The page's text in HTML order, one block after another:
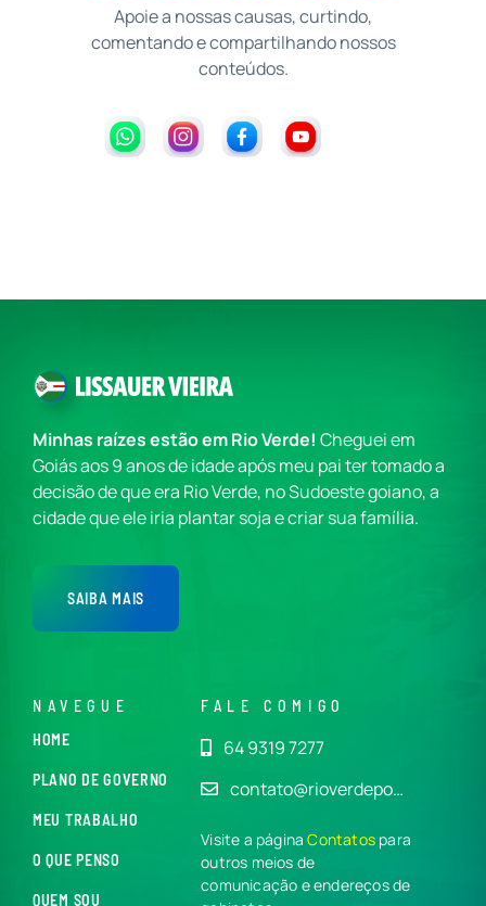
Apoie a nossas causas, curtindo,
comentando e compartilhando nossos
conteúdos.
Minhas raízes estão em Rio Verde! Cheguei em
Goiás aos 9 anos de idade após meu pai ter tomado a
decisão de que era Rio Verde, no Sudoeste goiano, a
cidade que ele iria plantar soja e criar sua família.
SAIBA MAIS
NAVEGUE
HOME
PLANO DE GOVERNO
MEU TRABALHO
O QUE PENSO
QUEM SOU
FALE COMIGO
64 9319 7277
contato@rioverdepo…
Visite a páginaContatos para
outros meios de
comunicação e endereços de